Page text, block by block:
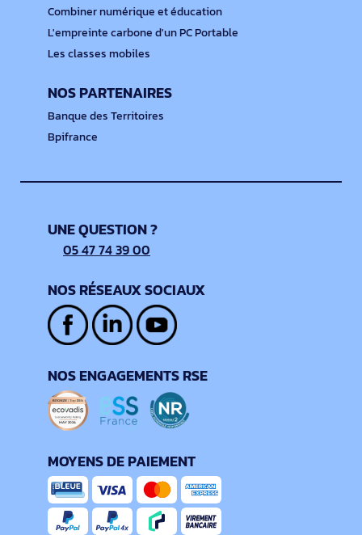
Combiner numérique et éducation
L'empreinte carbone d'un PC Portable
Les classes mobiles
NOS PARTENAIRES
Banque des Territoires
Bpifrance
UNE QUESTION ?
05 47 74 39 00
NOS RÉSEAUX SOCIAUX
NOS ENGAGEMENTS RSE
MOYENS DE PAIEMENT